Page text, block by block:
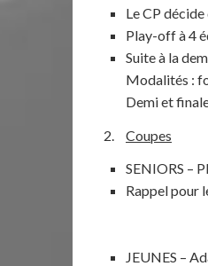
Le CP
Play-off à 4
Suite à la
Modalités :
Demi et
Coupes
SENIORS –
Rappel pour
JEUNES –